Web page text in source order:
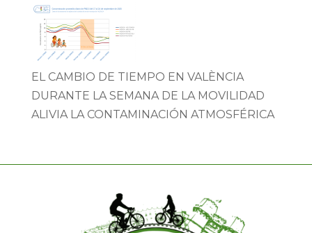
EL CAMBIO DE TIEMPO EN VALÈNCIA
DURANTE LA SEMANA DE LA MOVILIDAD
ALIVIA LA CONTAMINACIÓN ATMOSFÉRICA